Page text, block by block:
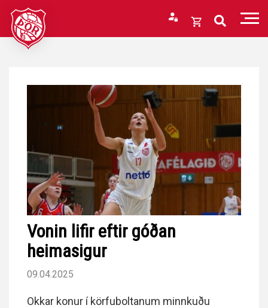
Fara
efni
Opna
Karfan er tóm.
Vonin lifir eftir góðan
heimasigur
09.04.2025
Okkar konur í körfuboltanum minnkuðu